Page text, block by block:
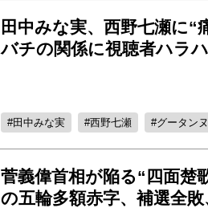
田中みな実、西野七瀬に
バチの関係に視聴者ハラハ
田中みな実 西野七瀬 グータン
菅義偉首相が陥る“四面
の五輪多額赤字、補選全